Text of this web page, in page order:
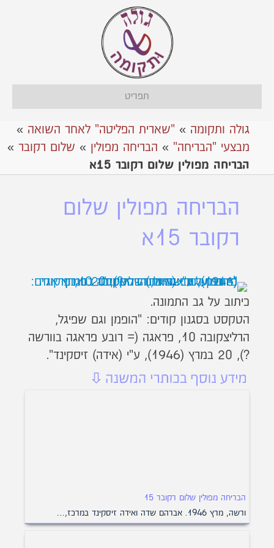
תפריט
גולה ותקומה » "שארית הפליטה" לאחר השואה »
מבצעי "הבריחה" » אהבריחה מפולין » שלום רקובר »
הבריחה מפולין שלום רקובר 15א
הבריחה מפולין שלום
רקובר 15א
כיתוב על גב התמונה.
הטקסט בסגנון קודים: "הופמן וגם שפיגל,
הרליצקובה 10, פראגה (= רובע פראגה בוורשה
?), 20 במרץ (1946), ע"י (אידה) זיסקינד".
הבריחה מפולין שלום רקובר 15
ורשה, מרץ 1946. אברהם שדה ואידה זיסקינד במרכז,…